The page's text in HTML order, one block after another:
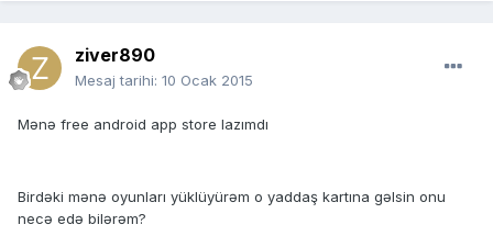
ziver890
Mesaj tarihi: 10 Ocak 2015
Mənə free android app store lazımdı
Birdəki mənə oyunları yüklüyürəm o yaddaş kartına gəlsin onu
necə edə bilərəm?